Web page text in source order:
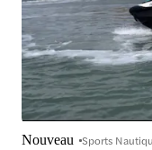
Nouveau Sports